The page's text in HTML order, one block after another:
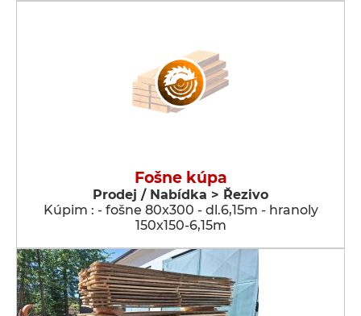
Fošne kúpa
Prodej / Nabídka > Řezivo
Kúpim : - fošne 80x300 - dl.6,15m - hranoly
150x150-6,15m